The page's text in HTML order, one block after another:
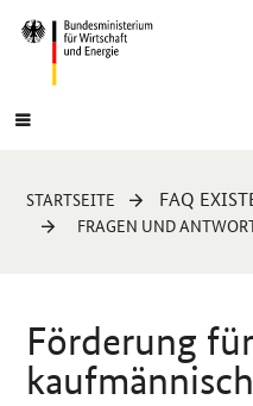
Navigation
Hauptmenü
Sie
sind
STARTSEITE FAQ
FRAGEN UND
Förderung für